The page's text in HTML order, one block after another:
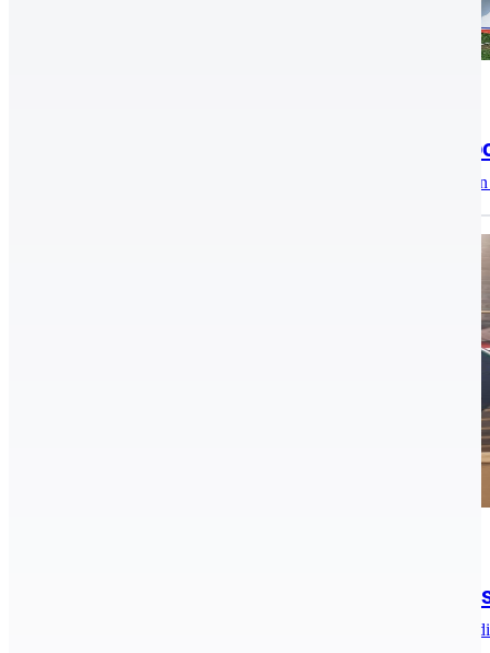
Remekül meneteltek a Kecskeméti
A bajnoki címek megszerzése mellett a tét óriási volt,
Két bronzérmet nyertek a Csepel-
Győrben rendezték a szabadfogású magyar bajnokságot